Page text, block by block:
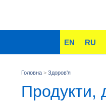
EN RU
Головна > Здоров'я
Продукти,